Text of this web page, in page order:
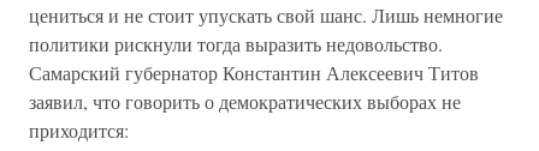
цениться и не стоит упускать свой шанс. Лишь немногие
политики рискнули тогда выразить недовольство.
Самарский губернатор Константин Алексеевич Титов
заявил, что говорить о демократических выборах не
приходится: